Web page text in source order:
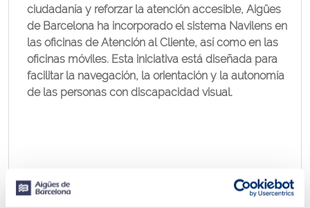
ciudadanía y reforzar la atención accesible, Aigües
de Barcelona ha incorporado el sistema Navilens en
las oficinas de Atención al Cliente, así como en las
oficinas móviles. Esta iniciativa está diseñada para
facilitar la navegación, la orientación y la autonomía
de las personas con discapacidad visual.